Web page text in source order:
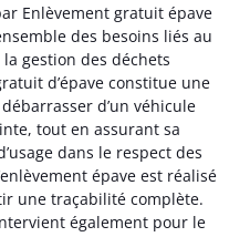
Enlèvement gratuit épave
des besoins liés au
gestion des déchets
d’épave constitue une
d’un véhicule
tout en assurant sa
dans le respect des
épave est réalisé
une traçabilité complète.
également pour le